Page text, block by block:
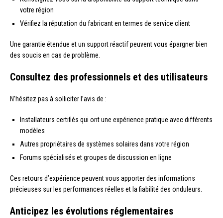
votre région
Vérifiez la réputation du fabricant en termes de service client
Une garantie étendue et un support réactif peuvent vous épargner bien
des soucis en cas de problème.
Consultez des professionnels et des utilisateurs
N’hésitez pas à solliciter l’avis de :
Installateurs certifiés qui ont une expérience pratique avec différents
modèles
Autres propriétaires de systèmes solaires dans votre région
Forums spécialisés et groupes de discussion en ligne
Ces retours d’expérience peuvent vous apporter des informations
précieuses sur les performances réelles et la fiabilité des onduleurs.
Anticipez les évolutions réglementaires